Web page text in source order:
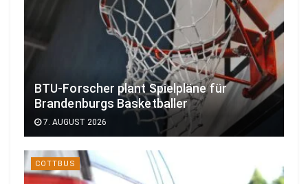
BTU-Forscher plant Spielpläne für
Brandenburgs Basketballer
7. AUGUST 2026
COTTBUS